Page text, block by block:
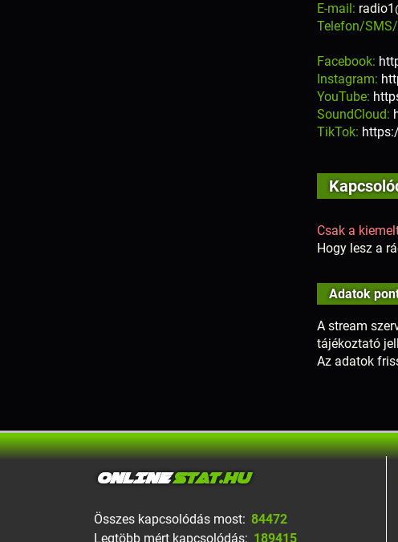
E-mail:
Telefon/
Facebook:
Instagram:
YouTube:
SoundCloud:
TikTok:
Csak a
Hogy lesz a
Adatok
A stream
tájékoztató
Az adatok
ONLINESTAT.HU
Összes kapcsolódás most: 84472
Legtöbb mért kapcsolódás: 189415